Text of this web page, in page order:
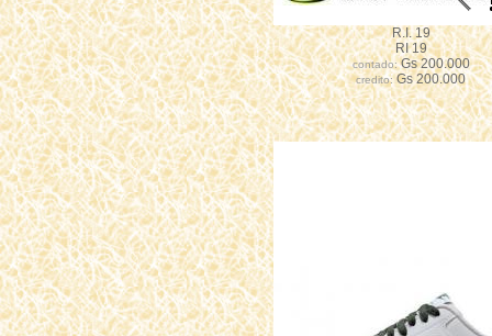
R.I. 19
RI 19
contado:Gs 200.000
credito:Gs 200.000